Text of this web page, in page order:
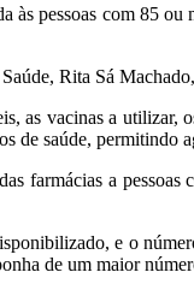
pessoas com 85
Rita Sá
as vacinas a
de saúde, permitindo
farmácias a
e o
de um maior